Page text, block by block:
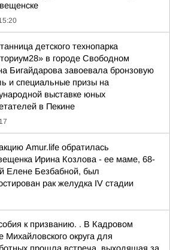
детского технопарка
в городе Свободном
Бигайдарова завоевала бронзовую
и специальные призы на
выставке юных
в Пекине
Amur.life обратилась
Ирина Козлова - ее маме, 68-
Елене Безбабной, был
рак желудка IV стадии
к призванию. . В Кадровом
Михайловского округа для